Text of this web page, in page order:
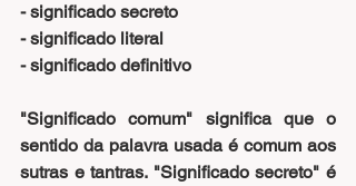
- significado secreto
- significado literal
- significado definitivo
"Significado comum" significa que o
sentido da palavra usada é comum aos
sutras e tantras. "Significado secreto" é